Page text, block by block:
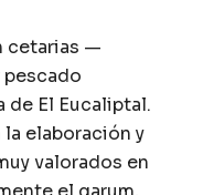
cetarias —
El Eucaliptal.
elaboración y
valorados en